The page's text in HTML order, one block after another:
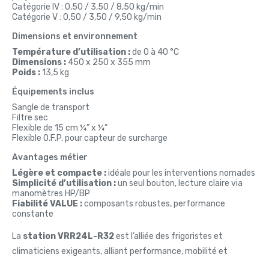
Catégorie IV : 0,50 / 3,50 / 8,50 kg/min
Catégorie V : 0,50 / 3,50 / 9,50 kg/min
Dimensions et environnement
Température d’utilisation :de 0 à 40 °C
Dimensions : 450 x 250 x 355 mm
Poids :13,5 kg
Équipements inclus
Sangle de transport
Filtre sec
Flexible de 15 cm ¼” x ¼”
Flexible O.F.P. pour capteur de surcharge
Avantages métier
Légère et compacte :idéale pour les interventions nomades
Simplicité d’utilisation :un seul bouton, lecture claire via
manomètres HP/BP
Fiabilité VALUE :composants robustes, performance
constante
La station VRR24L-R32est l’alliée des frigoristes et
climaticiens exigeants, alliant performance, mobilité et